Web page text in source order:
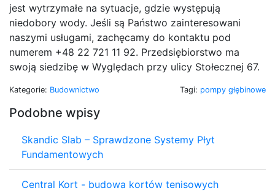
jest wytrzymałe na sytuacje, gdzie występują
niedobory wody. Jeśli są Państwo zainteresowani
naszymi usługami, zachęcamy do kontaktu pod
numerem +48 22 721 11 92. Przedsiębiorstwo ma
swoją siedzibę w Wyględach przy ulicy Stołecznej 67.
Kategorie: Budownictwo Tagi: pompy głębinowe
Podobne wpisy
Skandic Slab – Sprawdzone Systemy Płyt
Fundamentowych
Central Kort - budowa kortów tenisowych